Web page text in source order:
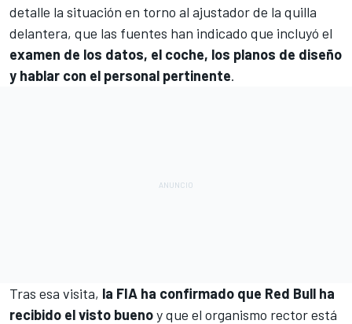
detalle la situación en torno al ajustador de la quilla
delantera, que las fuentes han indicado que incluyó el
examen de los datos, el coche, los planos de diseño
y hablar con el personal pertinente.
Tras esa visita, la FIA ha confirmado que Red Bull ha
recibido el visto buenoy que el organismo rector está